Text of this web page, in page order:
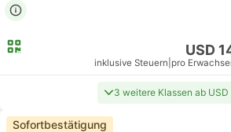
USD
inklusive Steuern pro
3 weitere Klassen ab USD
Sofortbestätigung